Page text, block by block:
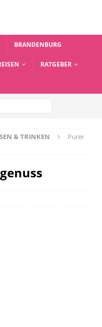
BRANDENBURG
RATGEBER
& TRINKEN
Purer